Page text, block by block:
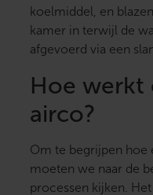
koelmiddel, en
kamer in terwijl de
afgevoerd via een
Hoe werkt
airco?
Om te begrijpen hoe
moeten we naar de
processen kijken.